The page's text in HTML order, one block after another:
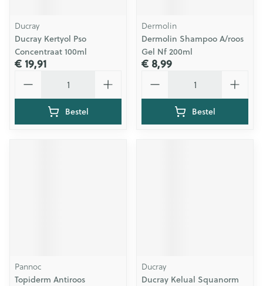
Ducray
Ducray Kertyol Pso
Concentraat 100ml
€ 19,91
Bestel
Dermolin
Dermolin Shampoo A/roos
Gel Nf 200ml
€ 8,99
Bestel
Pannoc
Topiderm Antiroos
Ducray
Ducray Kelual Squanorm